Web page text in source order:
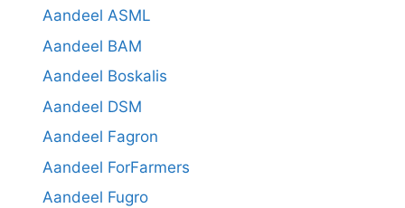
Aandeel ASML
Aandeel BAM
Aandeel Boskalis
Aandeel DSM
Aandeel Fagron
Aandeel ForFarmers
Aandeel Fugro